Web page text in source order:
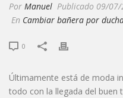
Por Manuel Publicado 09/
En Cambiar bañera por
0
Últimamente está de moda
todo con la llegada del buen